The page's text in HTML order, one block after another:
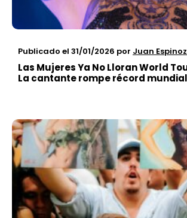
Publicado el 31/01/2026 por Juan
Las Mujeres Ya No Lloran World
La cantante rompe récord